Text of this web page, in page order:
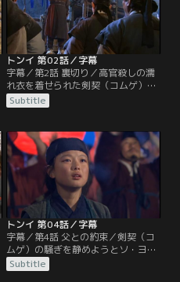
トンイ 第02話／字幕
字幕／第2話 裏切り／高官殺しの濡
れ衣を着せられた剣契（コムゲ）。
行方が分からなかったトンイは問安
婢（ムナンビ）として立派な屋敷に
ゲ）の仕業ではないと気づき始めた
ソ・ヨンギはトンイの父チェ・ヒョ
ウォンから黒幕が南人（ナミン）で
ある可能性を知らされる。チェ・ヒ
ョウォンはトンイを都から逃がそう
としていたが…。
Subtitle
トンイ 第04話／字幕
字幕／第4話 父との約束／剣契（コ
ムゲ）の騒ぎを静めようとソ・ヨン
ギは残党の捜索に力を入れる。逃亡
中にケドラと出会ったトンイは一緒
Subtitle